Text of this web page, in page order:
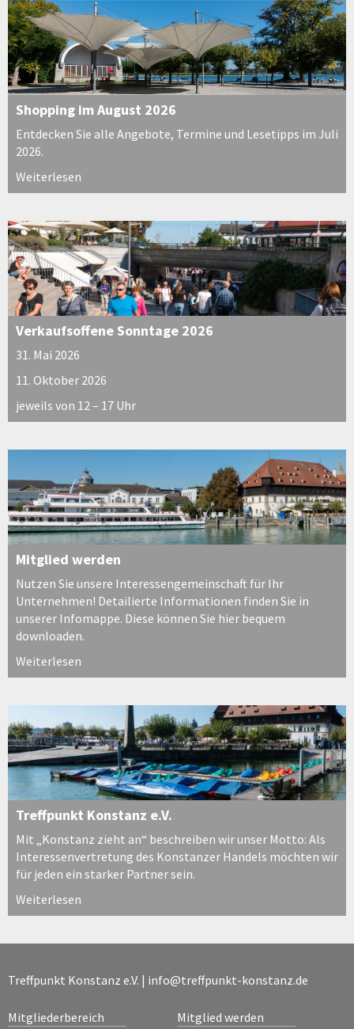
Shopping im August 2026
Entdecken Sie alle Angebote, Termine und Lesetipps im Juli
2026.
Weiterlesen
Verkaufsoffene Sonntage 2026
31. Mai 2026
11. Oktober 2026
jeweils von 12 – 17 Uhr
Mitglied werden
Nutzen Sie unsere Interessengemeinschaft für Ihr
Unternehmen! Detailierte Informationen finden Sie in
unserer Infomappe. Diese können Sie hier bequem
downloaden.
Weiterlesen
Treffpunkt Konstanz e.V.
Mit „Konstanz zieht an“ beschreiben wir unser Motto: Als
Interessenvertretung des Konstanzer Handels möchten wir
für jeden ein starker Partner sein.
Weiterlesen
Treffpunkt Konstanz e.V. | info@treffpunkt-konstanz.de
Mitgliederbereich Mitglied werden